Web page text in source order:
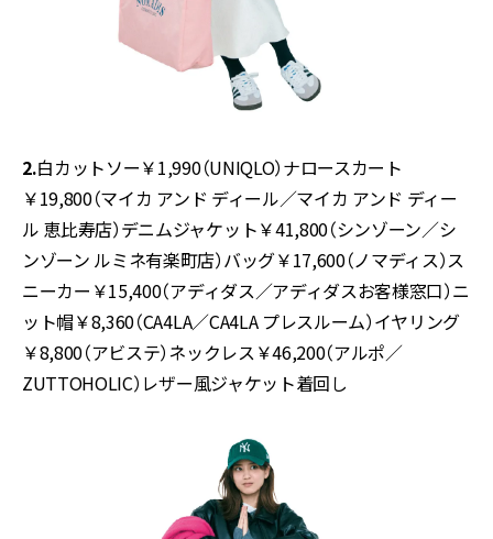
2.白カットソー￥1,990（UNIQLO）ナロースカート
￥19,800（マイカ アンド ディール／マイカ アンド ディー
ル 恵比寿店）デニムジャケット￥41,800（シンゾーン／シ
ンゾーン ルミネ有楽町店）バッグ￥17,600（ノマディス）ス
ニーカー￥15,400（アディダス／アディダスお客様窓口）ニ
ット帽￥8,360（CA4LA／CA4LA プレスルーム）イヤリング
￥8,800（アビステ）ネックレス￥46,200（アルポ／
ZUTTOHOLIC）レザー風ジャケット着回し